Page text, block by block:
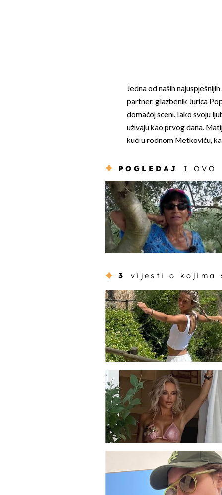
Jedna od naših
partner, glazbenik Jurica
domaćoj sceni. Iako svoju
uživaju kao prvog dana.
kući u rodnom Metkoviću,
POGLEDAJ I OVO
3 vijesti o kojima